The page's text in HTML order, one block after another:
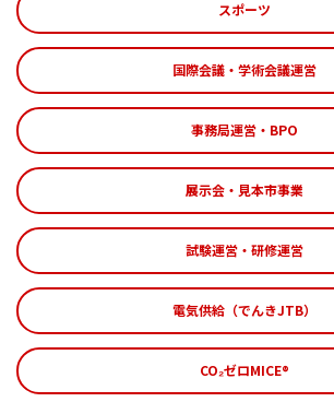
スポーツ
国際会議・学術会議運営
事務局運営・BPO
展示会・見本市事業
試験運営・研修運営
電気供給（でんきJTB）
CO₂ゼロMICE®